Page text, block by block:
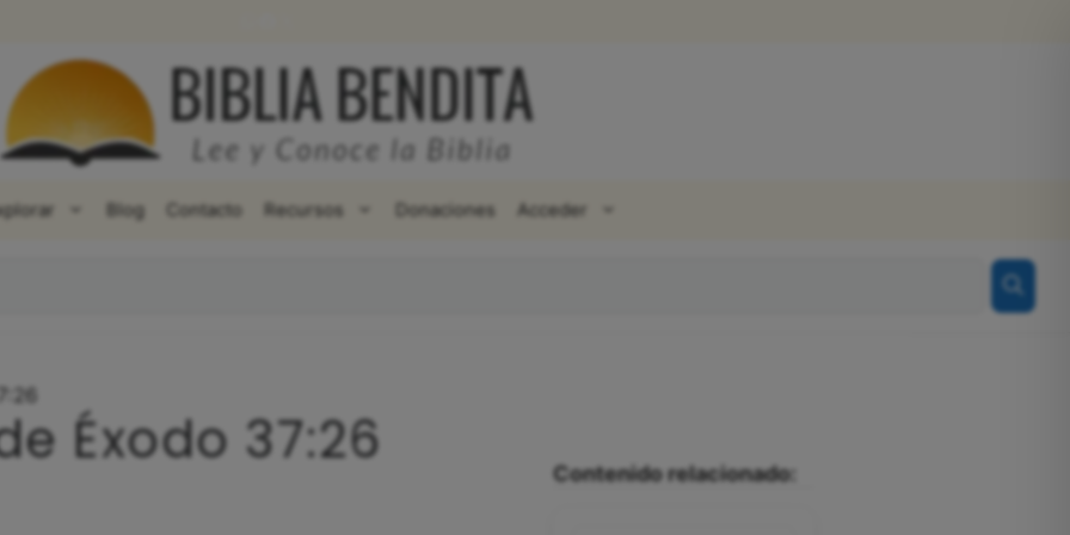
Blog Contacto Recursos Donaciones Acceder
Éxodo 37:26 Contenido relacionado: